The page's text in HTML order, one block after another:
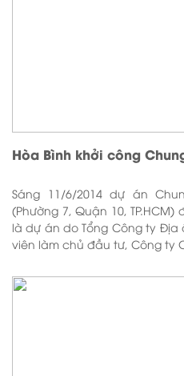
Hòa Bình khởi công
Sáng 11/6/2014 dự án
(Phường 7, Quận 10,
là dự án do Tổng Công ty Địa
viên làm chủ đầu tư, Công ty